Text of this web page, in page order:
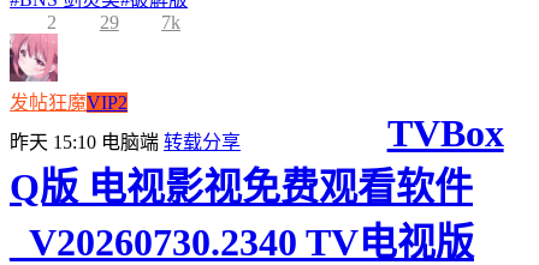
2
29 7k
发帖狂魔VIP2
昨天 15:10 电脑端 转载分享
TVBox
Q版 电视影视免费观看软件
_V20260730.2340 TV电视版